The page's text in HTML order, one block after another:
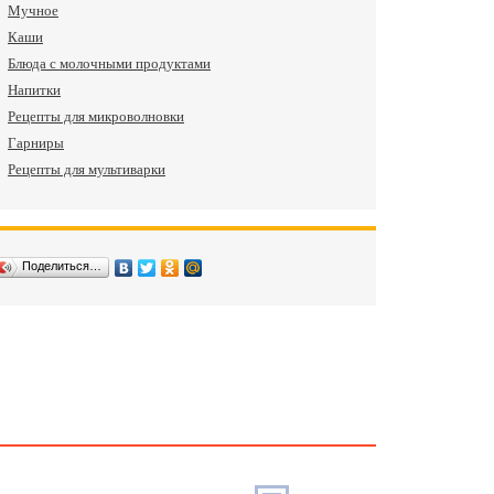
Мучное
Каши
Блюда с молочными продуктами
Напитки
Рецепты для микроволновки
Гарниры
Рецепты для мультиварки
Поделиться…